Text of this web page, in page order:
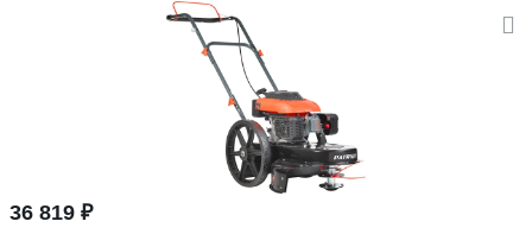
36 819 ₽